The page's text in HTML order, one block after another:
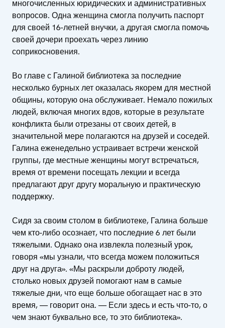
многочисленных юридических и административных
вопросов. Одна женщина смогла получить паспорт
для своей 16-летней внучки, а другая смогла помочь
своей дочери проехать через линию
соприкосновения.
Во главе с Галиной библиотека за последние
несколько бурных лет оказалась якорем для местной
общины, которую она обслуживает. Немало пожилых
людей, включая многих вдов, которые в результате
конфликта были отрезаны от своих детей, в
значительной мере полагаются на друзей и соседей.
Галина еженедельно устраивает встречи женской
группы, где местные женщины могут встречаться,
время от времени посещать лекции и всегда
предлагают друг другу моральную и практическую
поддержку.
Сидя за своим столом в библиотеке, Галина больше
чем кто-либо осознает, что последние 6 лет были
тяжелыми. Однако она извлекла полезный урок,
говоря «мы узнали, что всегда можем положиться
друг на друга». «Мы раскрыли доброту людей,
столько новых друзей помогают нам в самые
тяжелые дни, что еще больше обогащает нас в это
время, — говорит она. — Если здесь и есть что-то, о
чем знают буквально все, то это библиотека».